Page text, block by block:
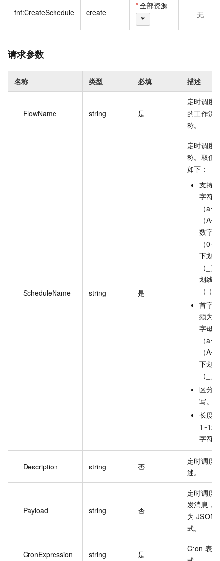
fnf:CreateSchedule create
* 全部资源
* 无
请求参数
名称 类型 必填 描述
FlowName string 是
定时调度
的工作流
称。
ScheduleName string 是
定时调度
称。取值
如下：
支持
字符
（
（
数字
（
下划线
（_
划线
（-）
首字
须为
字母
（
（
下划线
（_）
区分
写。
长度为
字符。
Description string 否
定时调度
述。
Payload string 否
定时调度
发消息，
为 JSON
式。
CronExpression string 是
Cron 表达